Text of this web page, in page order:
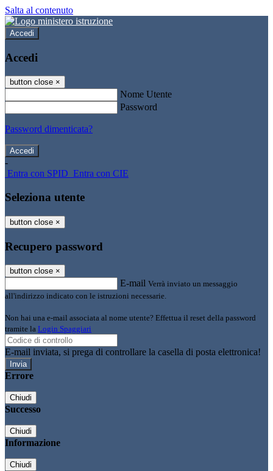
Salta al contenuto
Accedi
Accedi
button close ×
Nome Utente
Password
Password dimenticata?
-
Entra con SPID Entra con CIE
Seleziona utente
button close ×
Recupero password
button close ×
E-mail Verrà inviato un messaggio
all'indirizzo indicato con le istruzioni necessarie.
Non hai una e-mail associata al nome utente? Effettua il reset della password
tramite la Login Spaggiari
E-mail inviata, si prega di controllare la casella di posta elettronica!
Errore
Chiudi
Successo
Chiudi
Informazione
Chiudi